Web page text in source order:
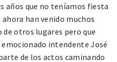
años que no teníamos fiesta
han venido muchos
otros lugares pero que
emocionado intendente José
de los actos caminando